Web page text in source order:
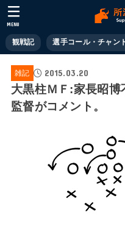
観戦記 選手コール・チャン
MENU
雑記 2015.03.20
大黒柱ＭＦ:家長昭
監督がコメント。